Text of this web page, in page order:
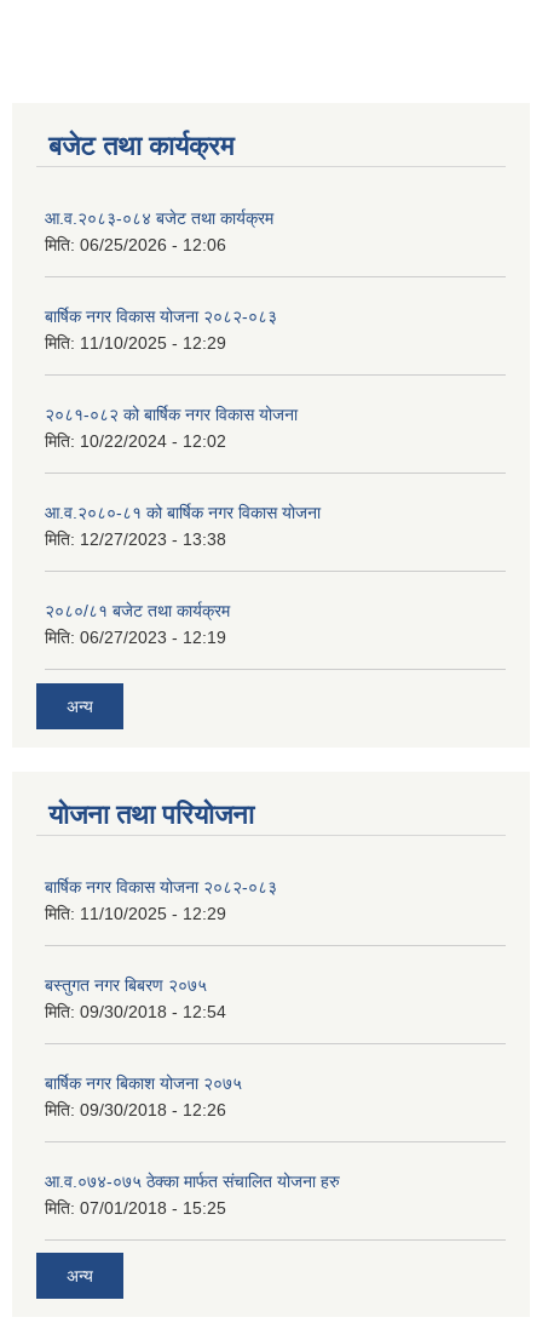
बजेट तथा कार्यक्रम
आ.व.२०८३-०८४ बजेट तथा कार्यक्रम
मिति: 06/25/2026 - 12:06
बार्षिक नगर विकास योजना २०८२-०८३
मिति: 11/10/2025 - 12:29
२०८१-०८२ को बार्षिक नगर विकास योजना
मिति: 10/22/2024 - 12:02
आ.व.२०८०-८१ को बार्षिक नगर विकास योजना
मिति: 12/27/2023 - 13:38
२०८०/८१ बजेट तथा कार्यक्रम
मिति: 06/27/2023 - 12:19
अन्य
योजना तथा परियोजना
बार्षिक नगर विकास योजना २०८२-०८३
मिति: 11/10/2025 - 12:29
बस्तुगत नगर बिबरण २०७५
मिति: 09/30/2018 - 12:54
बार्षिक नगर बिकाश योजना २०७५
मिति: 09/30/2018 - 12:26
आ.व.०७४-०७५ ठेक्का मार्फत संचालित योजना हरु
मिति: 07/01/2018 - 15:25
अन्य